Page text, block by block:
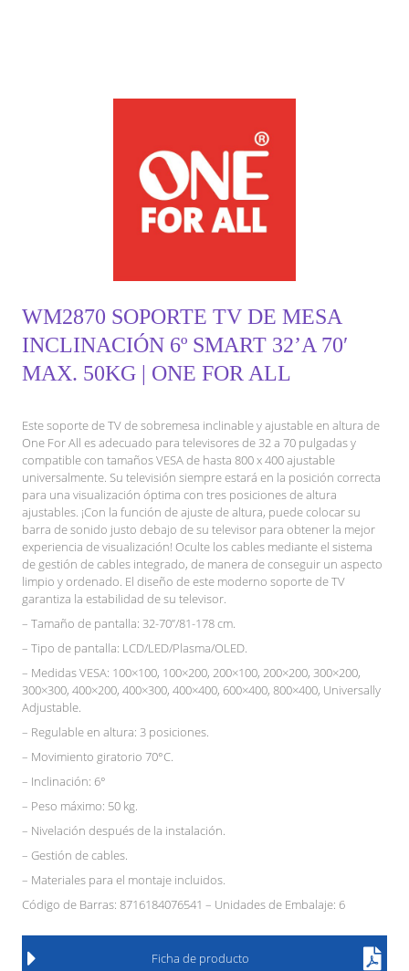
WM2870 SOPORTE TV DE MESA
INCLINACIÓN 6º SMART 32’A 70′
MAX. 50KG | ONE FOR ALL
Este soporte de TV de sobremesa inclinable y ajustable en altura de
One For All es adecuado para televisores de 32 a 70 pulgadas y
compatible con tamaños VESA de hasta 800 x 400 ajustable
universalmente. Su televisión siempre estará en la posición correcta
para una visualización óptima con tres posiciones de altura
ajustables. ¡Con la función de ajuste de altura, puede colocar su
barra de sonido justo debajo de su televisor para obtener la mejor
experiencia de visualización! Oculte los cables mediante el sistema
de gestión de cables integrado, de manera de conseguir un aspecto
limpio y ordenado. El diseño de este moderno soporte de TV
garantiza la estabilidad de su televisor.
– Tamaño de pantalla: 32-70”/81-178 cm.
– Tipo de pantalla: LCD/LED/Plasma/OLED.
– Medidas VESA: 100×100, 100×200, 200×100, 200×200, 300×200,
300×300, 400×200, 400×300, 400×400, 600×400, 800×400, Universally
Adjustable.
– Regulable en altura: 3 posiciones.
– Movimiento giratorio 70°C.
– Inclinación: 6°
– Peso máximo: 50 kg.
– Nivelación después de la instalación.
– Gestión de cables.
– Materiales para el montaje incluidos.
Código de Barras: 8716184076541 – Unidades de Embalaje: 6
Ficha de producto